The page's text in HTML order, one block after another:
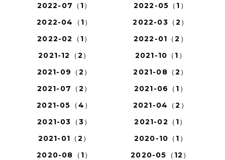
2022-07（1）
2022-05（1）
2022-04（1）
2022-03（2）
2022-02（1）
2022-01（2）
2021-12（2）
2021-10（1）
2021-09（2）
2021-08（2）
2021-07（2）
2021-06（1）
2021-05（4）
2021-04（2）
2021-03（3）
2021-02（1）
2021-01（2）
2020-10（1）
2020-08（1）
2020-05（12）